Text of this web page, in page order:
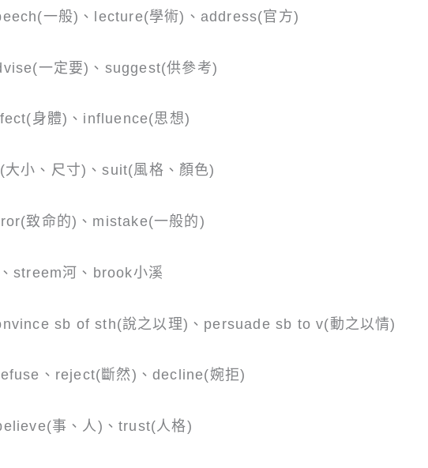
一般)、lecture(學術)、address(官方)
一定要)、suggest(供參考)
身體)、influence(思想)
小、尺寸)、suit(風格、顏色)
致命的)、mistake(一般的)
streem河、brook小溪
sb of sth(說之以理)、persuade sb to v(動之以情)
、reject(斷然)、decline(婉拒)
事、人)、trust(人格)